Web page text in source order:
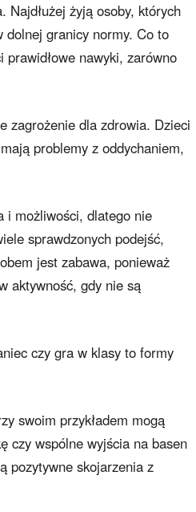
Najdłużej żyją osoby, których
dolnej granicy normy. Co to
prawidłowe nawyki, zarówno
zagrożenie dla zdrowia. Dzieci
problemy z oddychaniem,
i możliwości, dlatego nie
sprawdzonych podejść,
jest zabawa, ponieważ
aktywność, gdy nie są
czy gra w klasy to formy
swoim przykładem mogą
czy wspólne wyjścia na basen
pozytywne skojarzenia z